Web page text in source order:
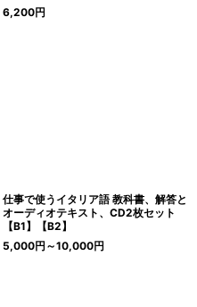
6,200円
仕事で使うイタリア語 教科書、解答と
オーディオテキスト、CD2枚セット
【B1】【B2】
5,000円 ～10,000円